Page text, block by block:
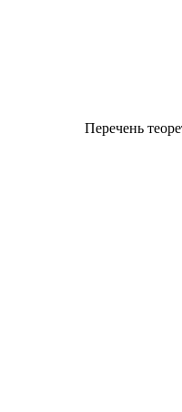
Перечень